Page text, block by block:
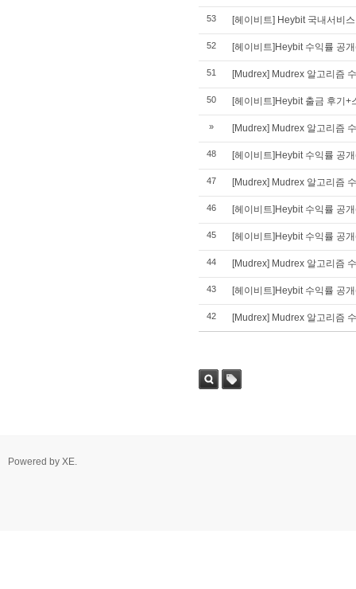
53 [헤이비트] Heybit 국내서비
52 [헤이비트]Heybit 수익률 공
51 [Mudrex] Mudrex 알고리즘
50 [헤이비트]Heybit 출금 후기
» [Mudrex] Mudrex 알고리즘
48 [헤이비트]Heybit 수익률 공
47 [Mudrex] Mudrex 알고리즘
46 [헤이비트]Heybit 수익률 공
45 [헤이비트]Heybit 수익률 공
44 [Mudrex] Mudrex 알고리즘
43 [헤이비트]Heybit 수익률 공
42 [Mudrex] Mudrex 알고리즘
Powered by XE.